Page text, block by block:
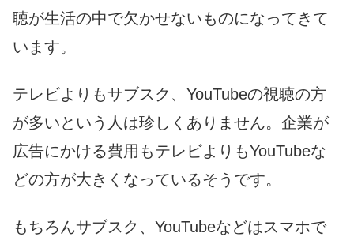
聴が生活の中で欠かせないものになってきて
います。
テレビよりもサブスク、YouTubeの視聴の方
が多いという人は珍しくありません。企業が
広告にかける費用もテレビよりもYouTubeな
どの方が大きくなっているそうです。
もちろんサブスク、YouTubeなどはスマホで